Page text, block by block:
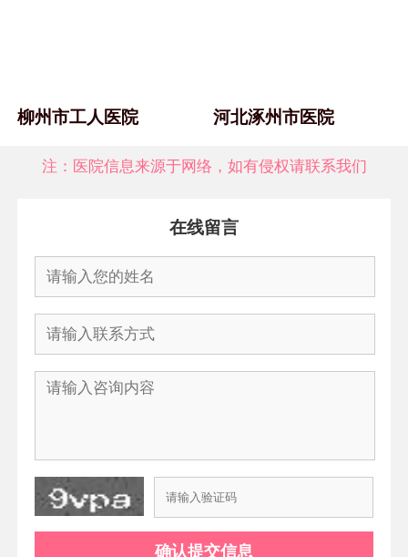
柳州市工人医院 河北涿州市医院
注：医院信息来源于网络，如有侵权请联系我们
在线留言